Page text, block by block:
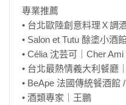
專業推薦
• 台北歐陸創意料理Ｘ調
• Salon et Tutu 酴塗小酒
• Célia 沈芸可｜Cher
• 台北最熱情義大利餐廳
• BeApe 法國傳統餐酒館
• 酒類專家｜王鵬